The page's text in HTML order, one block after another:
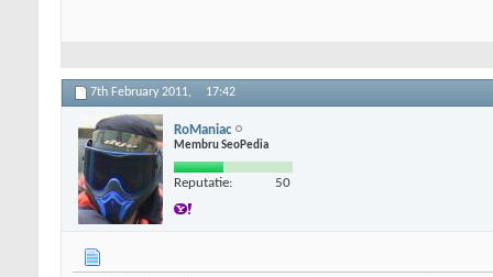
7th February 2011, 17:42
RoManiac
Membru SeoPedia
Reputatie: 50